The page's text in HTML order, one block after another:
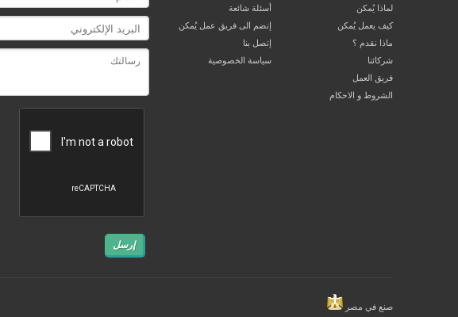
لماذا يُمكن
كيف يعمل يُمكن
ماذا نقدم ؟
شركائنا
فريق العمل
الشروط و الاحكام
أسئلة شائعة
إنضم الى فريق عمل يُمكن
إتصل بنا
سياسة الخصوصية
إرسل
صنع في مصر